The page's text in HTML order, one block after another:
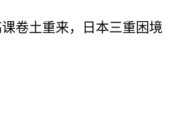
卷土重来，日本三重困境